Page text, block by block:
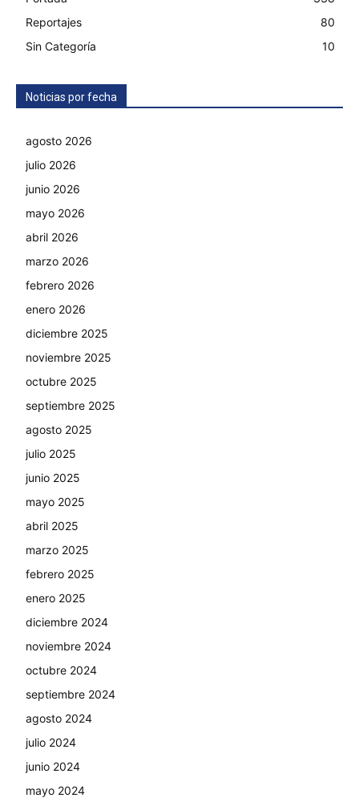
Reportajes
80
Sin Categoría
10
Noticias por fecha
agosto 2026
julio 2026
junio 2026
mayo 2026
abril 2026
marzo 2026
febrero 2026
enero 2026
diciembre 2025
noviembre 2025
octubre 2025
septiembre 2025
agosto 2025
julio 2025
junio 2025
mayo 2025
abril 2025
marzo 2025
febrero 2025
enero 2025
diciembre 2024
noviembre 2024
octubre 2024
septiembre 2024
agosto 2024
julio 2024
junio 2024
mayo 2024